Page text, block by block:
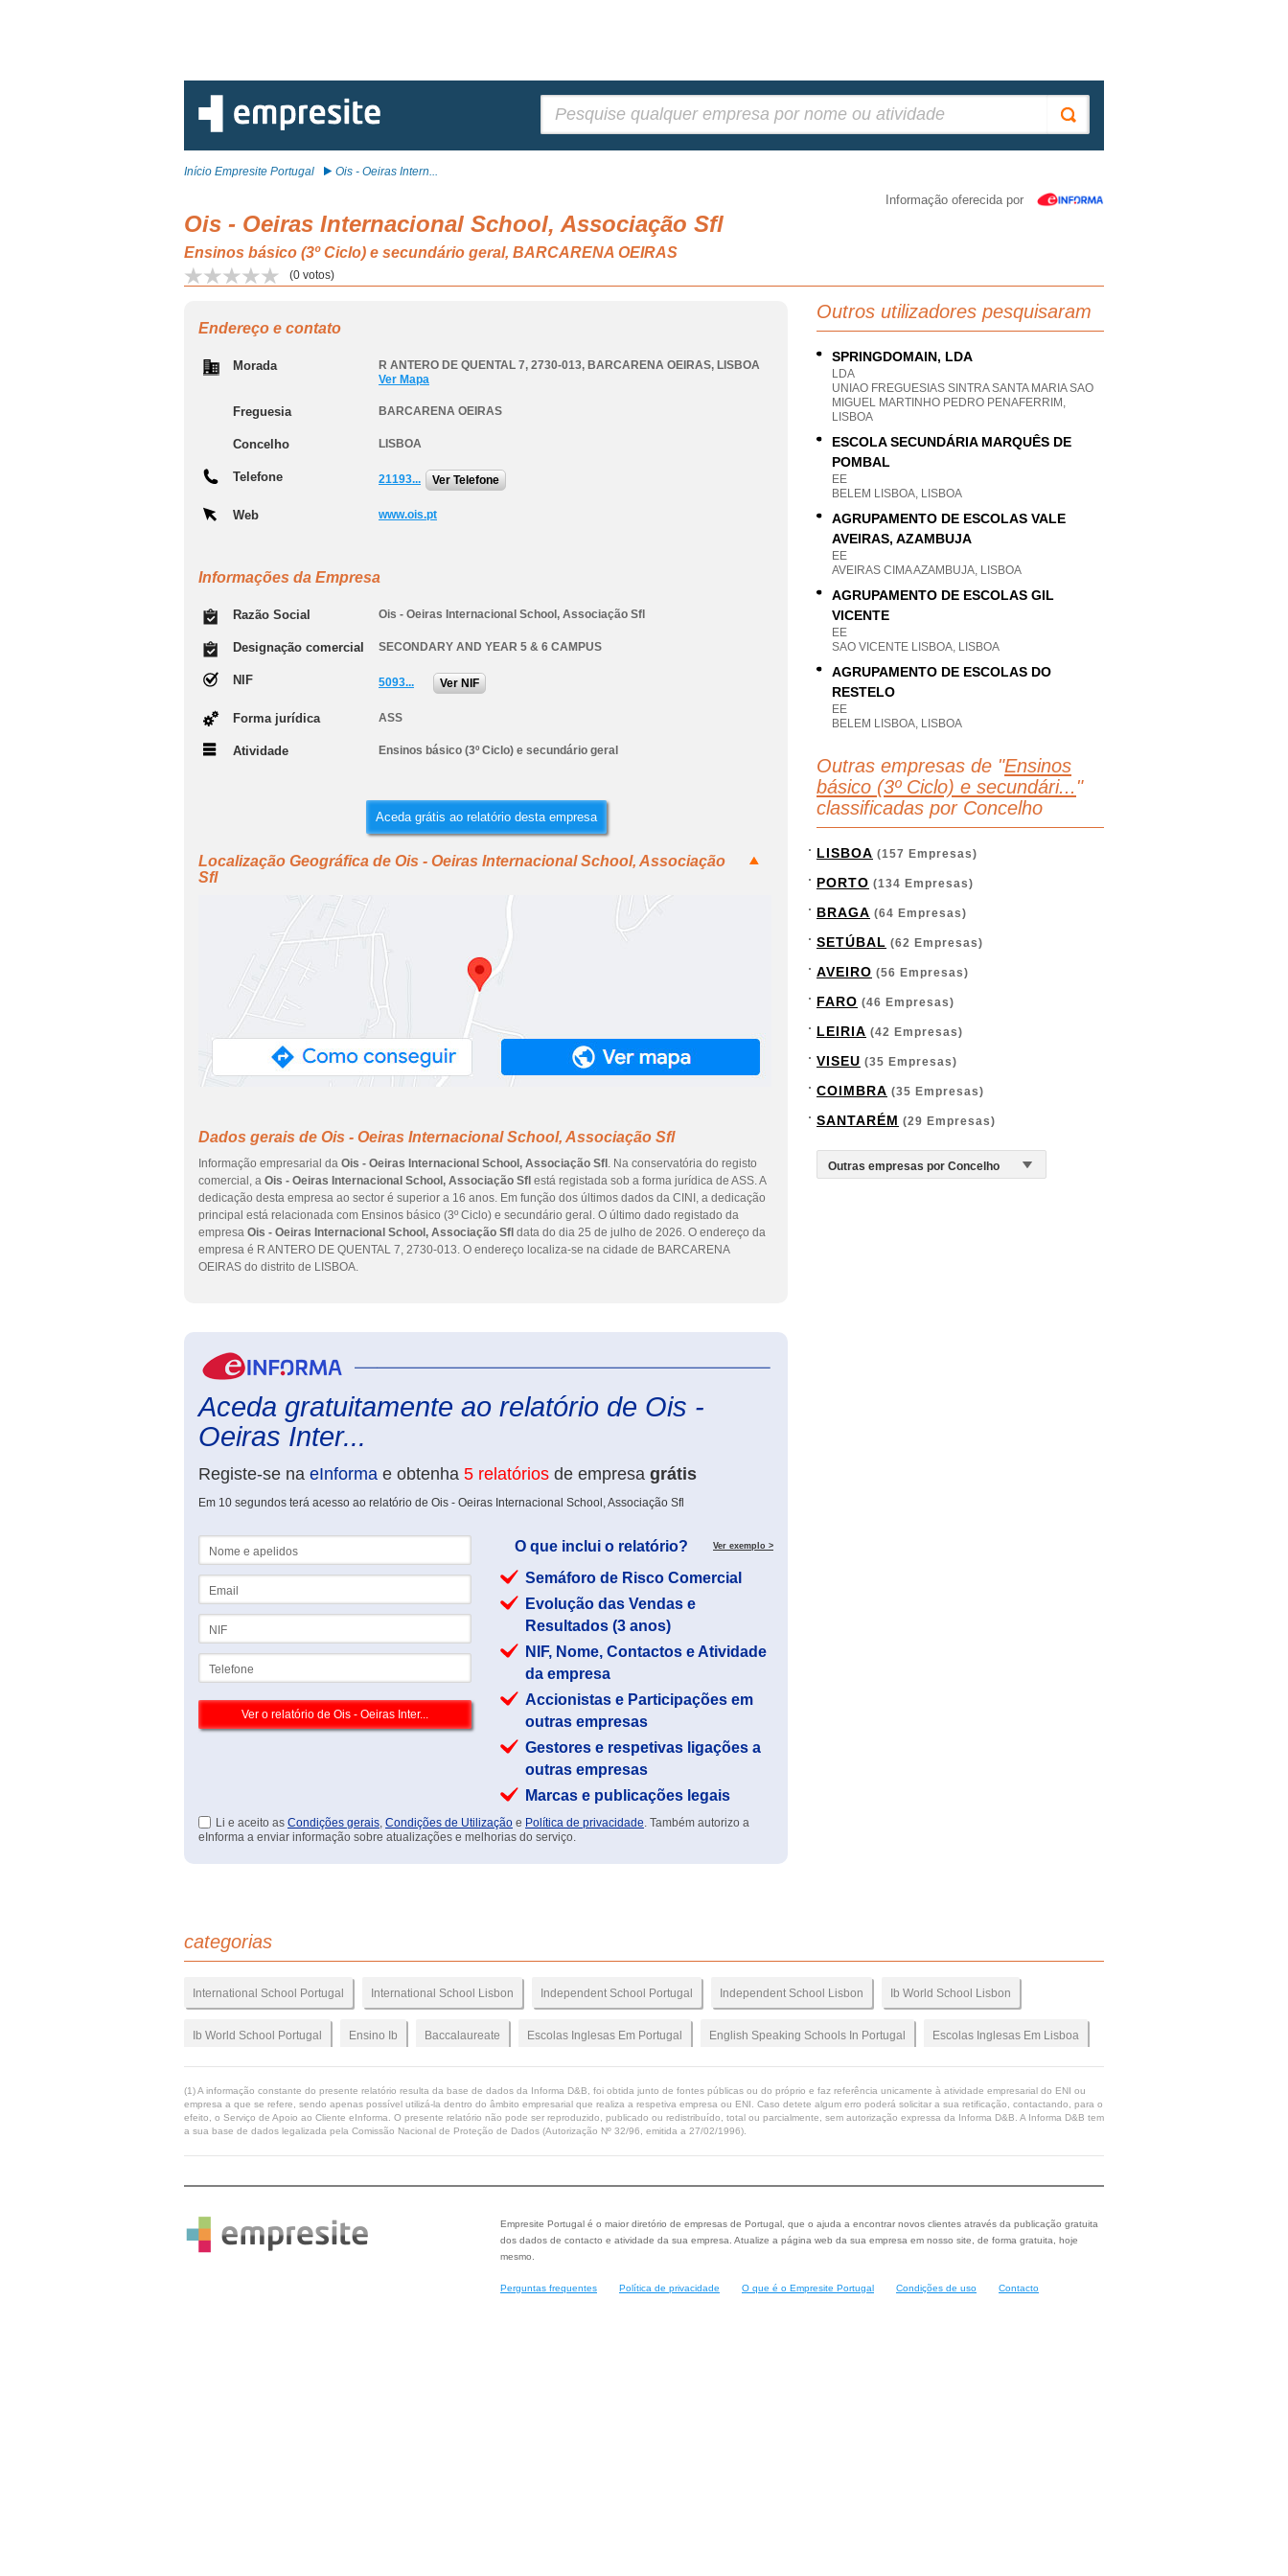
Início Empresite Portugal Ois - Oeiras Intern...
Informação oferecida por
Ois - Oeiras Internacional School, Associação Sfl
Ensinos básico (3º Ciclo) e secundário geral, BARCARENA OEIRAS
(0 votos)
Endereço e contato
Morada R ANTERO DE QUENTAL 7, 2730-013, BARCARENA OEIRAS, LISBOA
Ver Mapa
Freguesia BARCARENA OEIRAS
Concelho LISBOA
Telefone 21193... Ver Telefone
Web www.ois.pt
Informações da Empresa
Razão Social Ois - Oeiras Internacional School, Associação Sfl
Designação comercial SECONDARY AND YEAR 5 & 6 CAMPUS
NIF 5093... Ver NIF
Forma jurídica ASS
Atividade Ensinos básico (3º Ciclo) e secundário geral
Aceda grátis ao relatório desta empresa
Localização Geográfica de Ois - Oeiras Internacional School, Associação
Sfl
Dados gerais de Ois - Oeiras Internacional School, Associação Sfl
Informação empresarial da Ois - Oeiras Internacional School, Associação Sfl . Na conservatória do registo
comercial, a Ois - Oeiras Internacional School, Associação Sfl está registada sob a forma jurídica de ASS. A
dedicação desta empresa ao sector é superior a 16 anos. Em função dos últimos dados da CINI, a dedicação
principal está relacionada com Ensinos básico (3º Ciclo) e secundário geral. O último dado registado da
empresa Ois - Oeiras Internacional School, Associação Sfl data do dia 25 de julho de 2026. O endereço da
empresa é R ANTERO DE QUENTAL 7, 2730-013. O endereço localiza-se na cidade de BARCARENA
OEIRAS do distrito de LISBOA.
Aceda gratuitamente ao relatório de Ois -
Oeiras Inter...
Registe-se na eInforma e obtenha 5 relatórios de empresa grátis
Em 10 segundos terá acesso ao relatório de Ois - Oeiras Internacional School, Associação Sfl
O que inclui o relatório? Ver exemplo >
Semáforo de Risco Comercial
Evolução das Vendas e
Resultados (3 anos)
NIF, Nome, Contactos e Atividade
da empresa
Accionistas e Participações em
outras empresas
Gestores e respetivas ligações a
outras empresas
Marcas e publicações legais
Li e aceito as Condições gerais, Condições de Utilização e Política de privacidade. Também autorizo a
eInforma a enviar informação sobre atualizações e melhorias do serviço.
Outros utilizadores pesquisaram
SPRINGDOMAIN, LDA
LDA
UNIAO FREGUESIAS SINTRA SANTA MARIA SAO
MIGUEL MARTINHO PEDRO PENAFERRIM,
LISBOA
ESCOLA SECUNDÁRIA MARQUÊS DE
POMBAL
EE
BELEM LISBOA, LISBOA
AGRUPAMENTO DE ESCOLAS VALE
AVEIRAS, AZAMBUJA
EE
AVEIRAS CIMA AZAMBUJA, LISBOA
AGRUPAMENTO DE ESCOLAS GIL
VICENTE
EE
SAO VICENTE LISBOA, LISBOA
AGRUPAMENTO DE ESCOLAS DO
RESTELO
EE
BELEM LISBOA, LISBOA
Outras empresas de "Ensinos
básico (3º Ciclo) e secundári... "
classificadas por Concelho
LISBOA (157 Empresas)
PORTO (134 Empresas)
BRAGA (64 Empresas)
SETÚBAL (62 Empresas)
AVEIRO (56 Empresas)
FARO (46 Empresas)
LEIRIA (42 Empresas)
VISEU (35 Empresas)
COIMBRA (35 Empresas)
SANTARÉM (29 Empresas)
categorias
International School Portugal International School Lisbon Independent School Portugal Independent School Lisbon Ib World School Lisbon
Ib World School Portugal Ensino Ib Baccalaureate Escolas Inglesas Em Portugal English Speaking Schools In Portugal Escolas Inglesas Em Lisboa
Educacao Internacional Ensino Privado Ingles Secundario Lingua Inglesa Bolsas De Estudo Scholarships
(1) A informação constante do presente relatório resulta da base de dados da Informa D&B, foi obtida junto de fontes públicas ou do próprio e faz referência unicamente à atividade empresarial do ENI ou
empresa a que se refere, sendo apenas possível utilizá-la dentro do âmbito empresarial que realiza a respetiva empresa ou ENI. Caso detete algum erro poderá solicitar a sua retificação, contactando, para o
efeito, o Serviço de Apoio ao Cliente eInforma. O presente relatório não pode ser reproduzido, publicado ou redistribuído, total ou parcialmente, sem autorização expressa da Informa D&B. A Informa D&B tem
a sua base de dados legalizada pela Comissão Nacional de Proteção de Dados (Autorização Nº 32/96, emitida a 27/02/1996).
Empresite Portugal é o maior diretório de empresas de Portugal, que o ajuda a encontrar novos clientes através da publicação gratuita
dos dados de contacto e atividade da sua empresa. Atualize a página web da sua empresa em nosso site, de forma gratuita, hoje
mesmo.
Perguntas frequentes Política de privacidade O que é o Empresite Portugal Condições de uso Contacto